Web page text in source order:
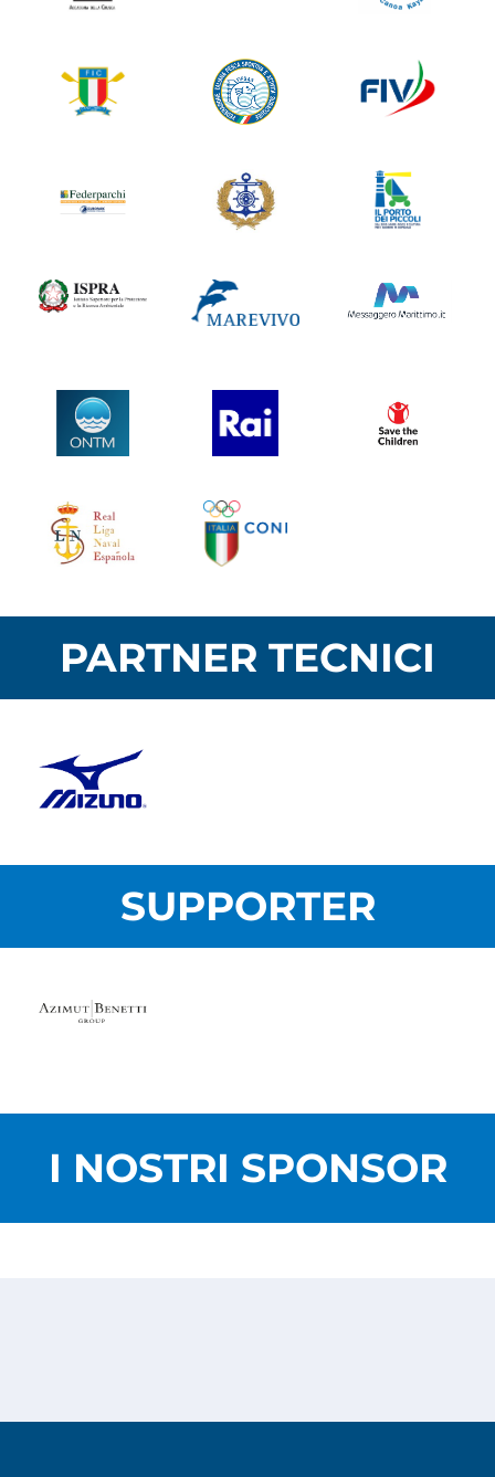
PARTNER TECNICI
SUPPORTER
I NOSTRI SPONSOR